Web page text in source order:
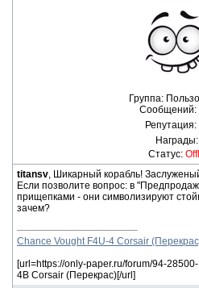
Группа:
Сообщений:
Репутация:
Награды:
Статус:
titansv, Шикарный корабль!
Если позволите вопрос: в
прищепками - они символизируют
зачем?
Chance Vought F4U-4 Corsair
[url=https://only-paper.ru/forum/94-
4B Corsair (Перекрас)[/url]